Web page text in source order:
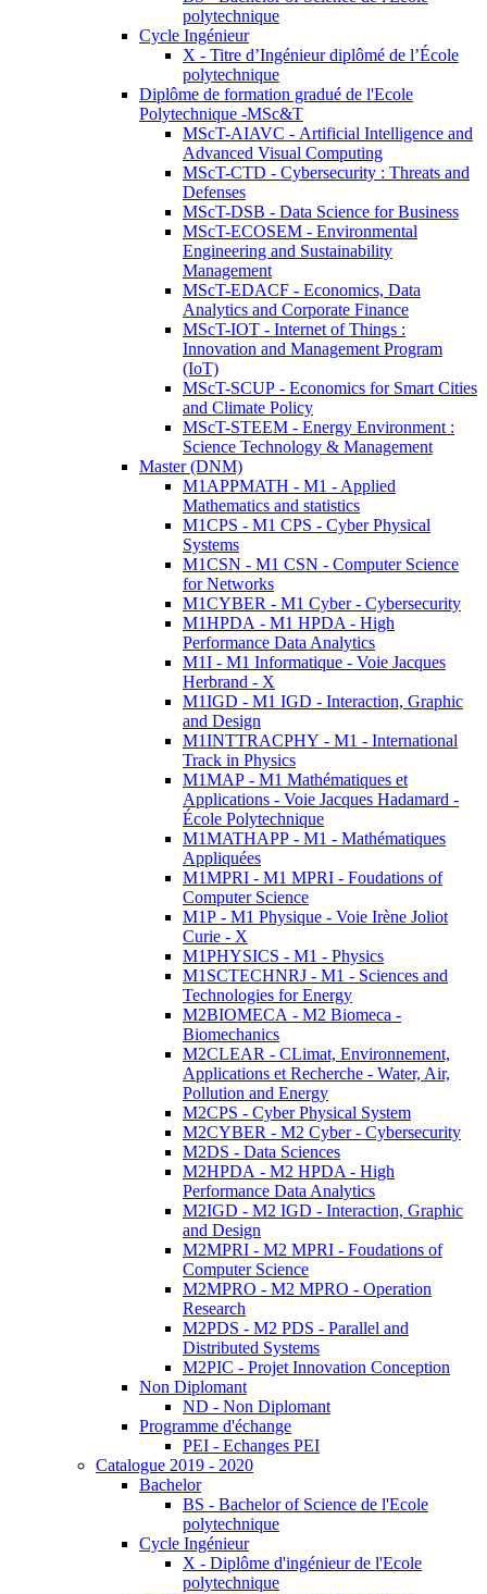
polytechnique
Cycle Ingénieur
X - Titre d’Ingénieur diplômé de l’École
polytechnique
Diplôme de formation gradué de l'Ecole
Polytechnique -MSc&T
MScT-AIAVC - Artificial Intelligence and
Advanced Visual Computing
MScT-CTD - Cybersecurity : Threats and
Defenses
MScT-DSB - Data Science for Business
MScT-ECOSEM - Environmental
Engineering and Sustainability
Management
MScT-EDACF - Economics, Data
Analytics and Corporate Finance
MScT-IOT - Internet of Things :
Innovation and Management Program
(IoT)
MScT-SCUP - Economics for Smart Cities
and Climate Policy
MScT-STEEM - Energy Environment :
Science Technology & Management
Master (DNM)
M1APPMATH - M1 - Applied
Mathematics and statistics
M1CPS - M1 CPS - Cyber Physical
Systems
M1CSN - M1 CSN - Computer Science
for Networks
M1CYBER - M1 Cyber - Cybersecurity
M1HPDA - M1 HPDA - High
Performance Data Analytics
M1I - M1 Informatique - Voie Jacques
Herbrand - X
M1IGD - M1 IGD - Interaction, Graphic
and Design
M1INTTRACPHY - M1 - International
Track in Physics
M1MAP - M1 Mathématiques et
Applications - Voie Jacques Hadamard -
École Polytechnique
M1MATHAPP - M1 - Mathématiques
Appliquées
M1MPRI - M1 MPRI - Foudations of
Computer Science
M1P - M1 Physique - Voie Irène Joliot
Curie - X
M1PHYSICS - M1 - Physics
M1SCTECHNRJ - M1 - Sciences and
Technologies for Energy
M2BIOMECA - M2 Biomeca -
Biomechanics
M2CLEAR - CLimat, Environnement,
Applications et Recherche - Water, Air,
Pollution and Energy
M2CPS - Cyber Physical System
M2CYBER - M2 Cyber - Cybersecurity
M2DS - Data Sciences
M2HPDA - M2 HPDA - High
Performance Data Analytics
M2IGD - M2 IGD - Interaction, Graphic
and Design
M2MPRI - M2 MPRI - Foudations of
Computer Science
M2MPRO - M2 MPRO - Operation
Research
M2PDS - M2 PDS - Parallel and
Distributed Systems
M2PIC - Projet Innovation Conception
Non Diplomant
ND - Non Diplomant
Programme d'échange
PEI - Echanges PEI
Catalogue 2019 - 2020
Bachelor
BS - Bachelor of Science de l'Ecole
polytechnique
Cycle Ingénieur
X - Diplôme d'ingénieur de l'Ecole
polytechnique